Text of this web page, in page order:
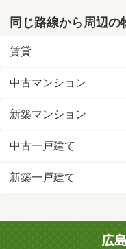
同じ路線から周辺の
賃貸
中古マンション
新築マンション
中古一戸建て
新築一戸建て
広